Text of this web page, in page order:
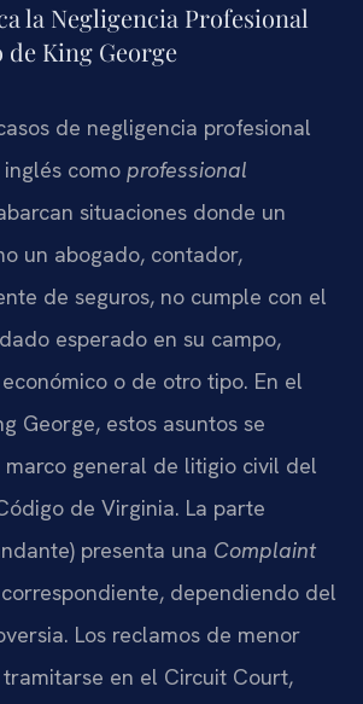
la Negligencia Profesional
de King George
de negligencia profesional
como professional
situaciones donde un
un abogado, contador,
de seguros, no cumple con el
esperado en su campo,
o de otro tipo. En el
George, estos asuntos se
general de litigio civil del
de Virginia. La parte
presenta una Complaint
dependiendo del
Los reclamos de menor
en el Circuit Court,